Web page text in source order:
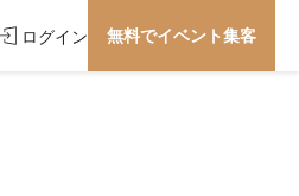
ログイン 無料でイベント集客